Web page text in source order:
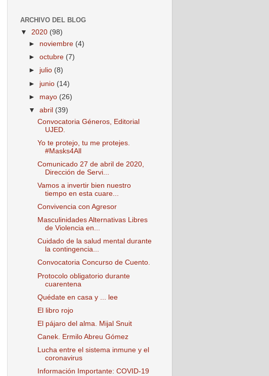
ARCHIVO DEL BLOG
▼ 2020 (98)
► noviembre (4)
►octubre (7)
► julio (8)
► junio (14)
► mayo (26)
▼abril (39)
Convocatoria Géneros, Editorial
UJED.
Yo te protejo, tu me protejes.
#Masks4All
Comunicado 27 de abril de 2020,
Dirección de Servi...
Vamos a invertir bien nuestro
tiempo en esta cuare...
Convivencia con Agresor
Masculinidades Alternativas Libres
de Violencia en...
Cuidado de la salud mental durante
la contingencia...
Convocatoria Concurso de Cuento.
Protocolo obligatorio durante
cuarentena
Quédate en casa y ... lee
El libro rojo
El pájaro del alma. Mijal Snuit
Canek. Ermilo Abreu Gómez
Lucha entre el sistema inmune y el
coronavirus
Información Importante: COVID-19